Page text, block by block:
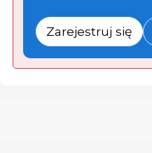
Zarejestruj się